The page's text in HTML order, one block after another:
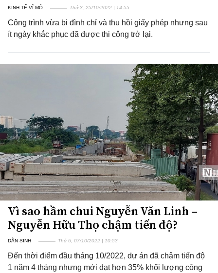
KINH TẾ VĨ MÔ Thứ 3, 25/10/2022 | 14:55
Công trình vừa bị đình chỉ và thu hồi giấy phép nhưng sau
ít ngày khắc phục đã được thi công trở lại.
Vì sao hầm chui Nguyễn Văn Linh –
Nguyễn Hữu Thọ chậm tiến độ?
DÂN SINH Thứ 6, 07/10/2022 | 10:53
Đến thời điểm đầu tháng 10/2022, dự án đã chậm tiến độ
1 năm 4 tháng nhưng mới đạt hơn 35% khối lượng công